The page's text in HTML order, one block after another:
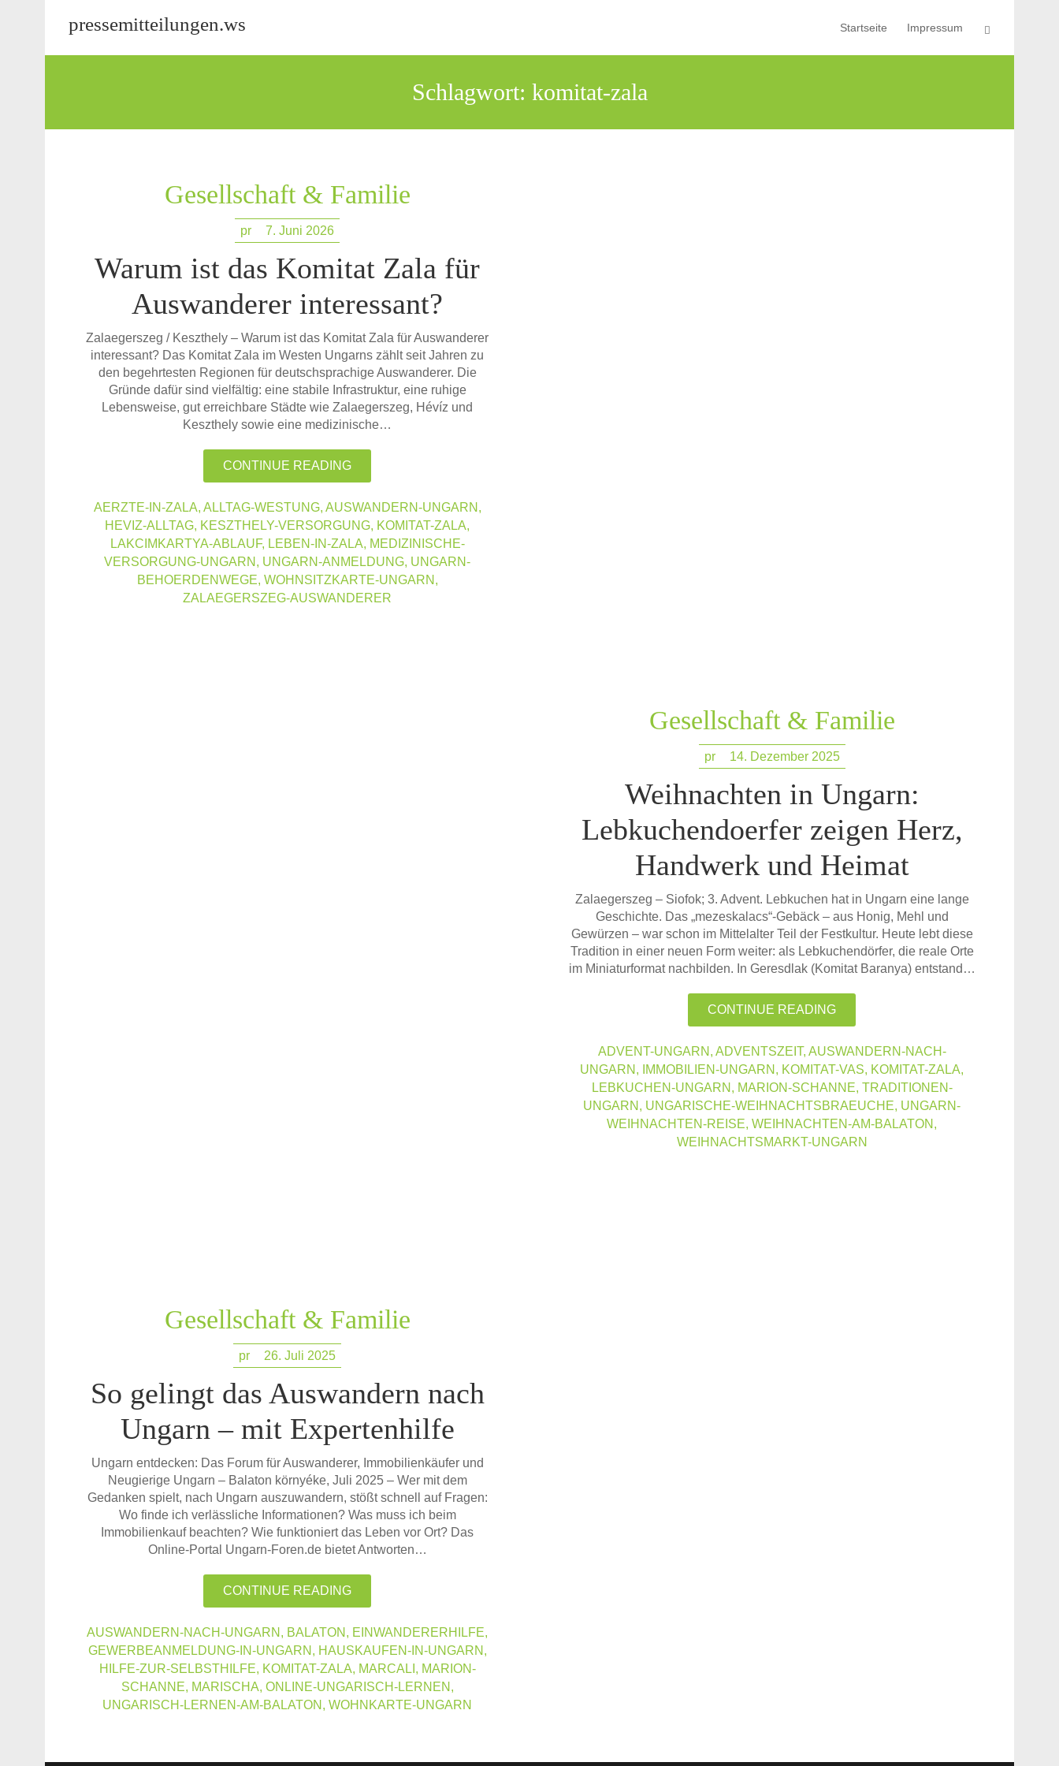
pressemitteilungen.ws Startseite Impressum
Schlagwort: komitat-zala
Gesellschaft & Familie
pr 7. Juni 2026
Warum ist das Komitat Zala für
Auswanderer interessant?
Zalaegerszeg / Keszthely – Warum ist das Komitat Zala für Auswanderer
interessant? Das Komitat Zala im Westen Ungarns zählt seit Jahren zu
den begehrtesten Regionen für deutschsprachige Auswanderer. Die
Gründe dafür sind vielfältig: eine stabile Infrastruktur, eine ruhige
Lebensweise, gut erreichbare Städte wie Zalaegerszeg, Hévíz und
Keszthely sowie eine medizinische…
CONTINUE READING
AERZTE-IN-ZALA, ALLTAG-WESTUNG, AUSWANDERN-UNGARN ,
HEVIZ-ALLTAG, KESZTHELY-VERSORGUNG, KOMITAT-ZALA,
LAKCIMKARTYA-ABLAUF, LEBEN-IN-ZALA, MEDIZINISCHE-
VERSORGUNG-UNGARN , UNGARN-ANMELDUNG, UNGARN-
BEHOERDENWEGE, WOHNSITZKARTE-UNGARN ,
ZALAEGERSZEG-AUSWANDERER
Gesellschaft & Familie
pr 14. Dezember 2025
Weihnachten in Ungarn:
Lebkuchendoerfer zeigen Herz,
Handwerk und Heimat
Zalaegerszeg – Siofok; 3. Advent. Lebkuchen hat in Ungarn eine lange
Geschichte. Das „mezeskalacs“-Gebäck – aus Honig, Mehl und
Gewürzen – war schon im Mittelalter Teil der Festkultur. Heute lebt diese
Tradition in einer neuen Form weiter: als Lebkuchendörfer, die reale Orte
im Miniaturformat nachbilden. In Geresdlak (Komitat Baranya) entstand…
CONTINUE READING
ADVENT-UNGARN , ADVENTSZEIT, AUSWANDERN-NACH-
UNGARN , IMMOBILIEN-UNGARN , KOMITAT-VAS, KOMITAT-ZALA,
LEBKUCHEN-UNGARN , MARION-SCHANNE, TRADITIONEN-
UNGARN , UNGARISCHE-WEIHNACHTSBRAEUCHE, UNGARN-
WEIHNACHTEN-REISE, WEIHNACHTEN-AM-BALATON ,
WEIHNACHTSMARKT-UNGARN
Gesellschaft & Familie
pr 26. Juli 2025
So gelingt das Auswandern nach
Ungarn – mit Expertenhilfe
Ungarn entdecken: Das Forum für Auswanderer, Immobilienkäufer und
Neugierige Ungarn – Balaton környéke, Juli 2025 – Wer mit dem
Gedanken spielt, nach Ungarn auszuwandern, stößt schnell auf Fragen:
Wo finde ich verlässliche Informationen? Was muss ich beim
Immobilienkauf beachten? Wie funktioniert das Leben vor Ort? Das
Online-Portal Ungarn-Foren.de bietet Antworten…
CONTINUE READING
AUSWANDERN-NACH-UNGARN , BALATON , EINWANDERERHILFE,
GEWERBEANMELDUNG-IN-UNGARN , HAUSKAUFEN-IN-UNGARN ,
HILFE-ZUR-SELBSTHILFE, KOMITAT-ZALA, MARCALI , MARION-
SCHANNE, MARISCHA, ONLINE-UNGARISCH-LERNEN ,
UNGARISCH-LERNEN-AM-BALATON , WOHNKARTE-UNGARN